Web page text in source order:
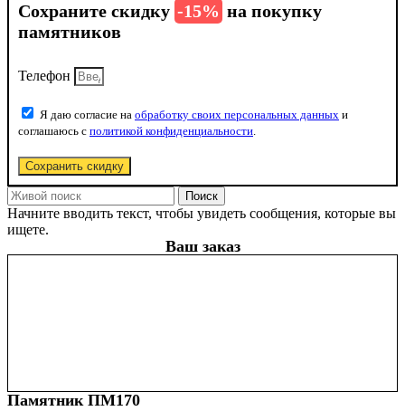
Сохраните скидку -15% на покупку
памятников
Телефон
Я даю согласие на обработку своих персональных данных и
соглашаюсь с политикой конфиденциальности
Сохранить скидку
Поиск
Начните вводить текст, чтобы увидеть сообщения, которые вы
ищете.
Ваш заказ
Памятник ПМ170